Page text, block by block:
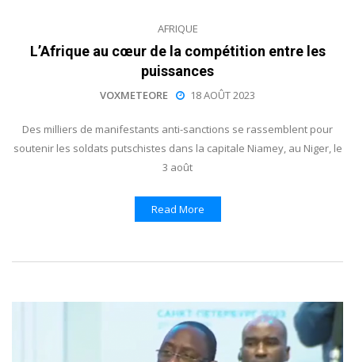
AFRIQUE
L’Afrique au cœur de la compétition entre les
puissances
VOXMETEORE 18 AOÛT 2023
Des milliers de manifestants anti-sanctions se rassemblent pour
soutenir les soldats putschistes dans la capitale Niamey, au Niger, le
3 août
Read More